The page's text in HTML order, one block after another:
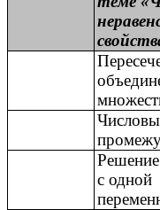
Решение
с одной